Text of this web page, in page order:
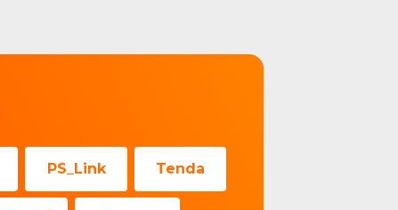
PS_Link Tenda